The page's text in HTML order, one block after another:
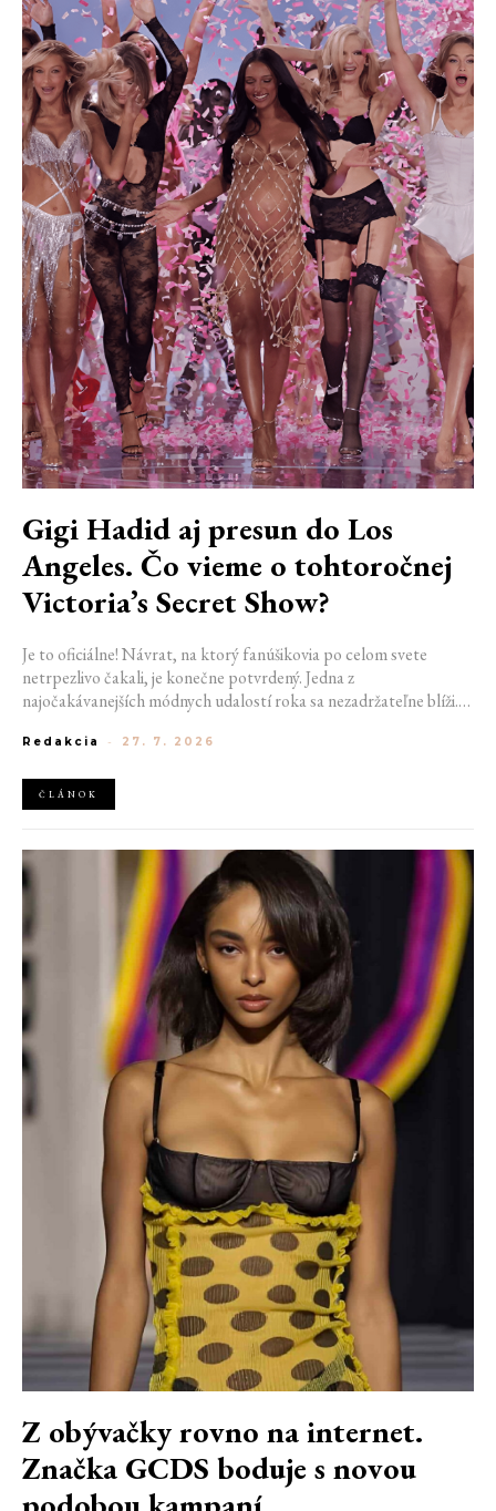
Gigi Hadid aj presun do Los
Angeles. Čo vieme o tohtoročnej
Victoria’s Secret Show?
Je to oficiálne! Návrat, na ktorý fanúšikovia po celom svete
netrpezlivo čakali, je konečne potvrdený. Jedna z
najočakávanejších módnych udalostí roka sa nezadržateľne blíži.
veľké novinky. Organizátori už prezradili miesto konania
prejde po ikonickom móle.
Redakcia - 27. 7. 2026
ČLÁNOK
Z obývačky rovno na internet.
Značka GCDS boduje s novou